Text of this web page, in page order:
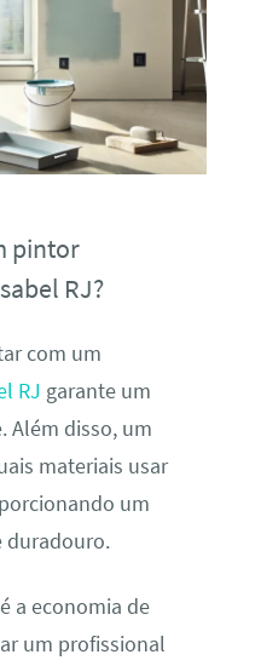
pintor
RJ?
com um
RJ garante um
Além disso, um
materiais usar
um
duradouro.
a economia de
um profissional